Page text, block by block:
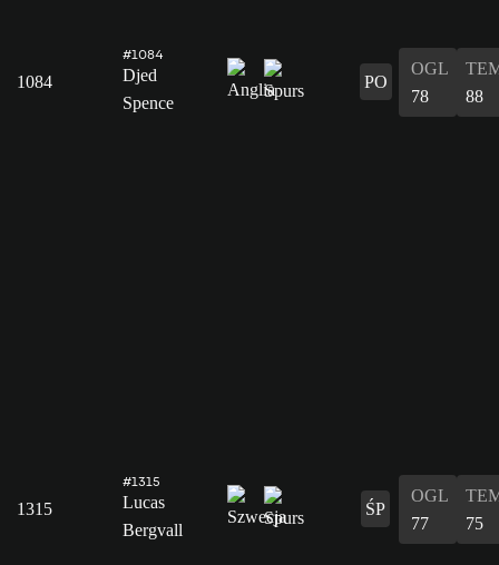
1084
#1084
Djed
Spence
PO
OGL
78
88
1315
#1315
Lucas
Bergvall
ŚP
OGL
77
75